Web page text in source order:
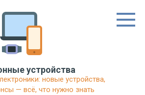
устройства
новые устройства,
— всё, что нужно знать